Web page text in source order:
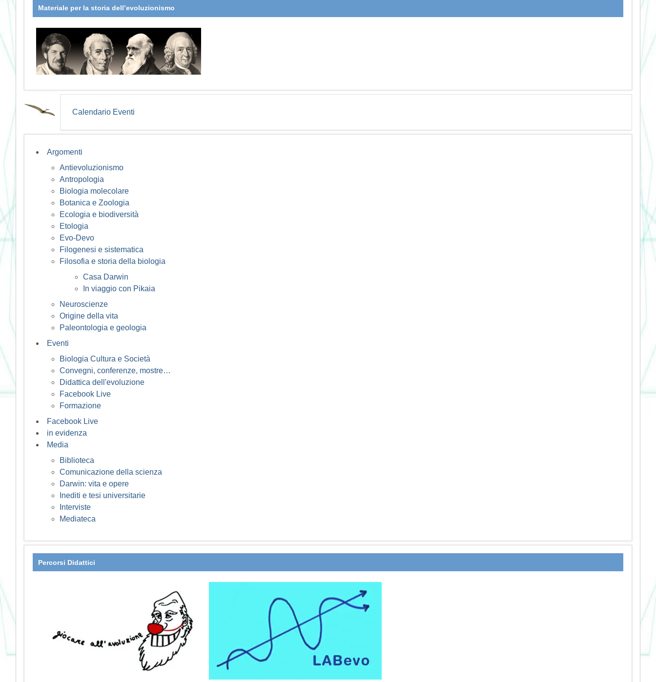
Materiale per la storia dell’evoluzionismo
Calendario Eventi
Argomenti
Antievoluzionismo
Antropologia
Biologia molecolare
Botanica e Zoologia
Ecologia e biodiversità
Etologia
Evo-Devo
Filogenesi e sistematica
Filosofia e storia della biologia
Casa Darwin
In viaggio con Pikaia
Neuroscienze
Origine della vita
Paleontologia e geologia
Eventi
Biologia Cultura e Società
Convegni, conferenze, mostre…
Didattica dell'evoluzione
Facebook Live
Formazione
Facebook Live
in evidenza
Media
Biblioteca
Comunicazione della scienza
Darwin: vita e opere
Inediti e tesi universitarie
Interviste
Mediateca
Percorsi Didattici